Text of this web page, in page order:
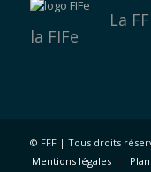
La
la FIFe
© FFF | Tous droits
Mentions légales